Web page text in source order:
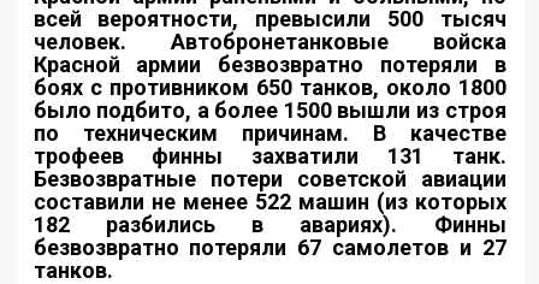
всей вероятности, превысили 500 тысяч
человек. Автобронетанковые войска
Красной армии безвозвратно потеряли в
боях с противником 650 танков, около 1800
было подбито, а более 1500 вышли из строя
по техническим причинам. В качестве
трофеев финны захватили 131 танк.
Безвозвратные потери советской авиации
составили не менее 522 машин (из которых
182 разбились в авариях). Финны
безвозвратно потеряли 67 самолетов и 27
танков.